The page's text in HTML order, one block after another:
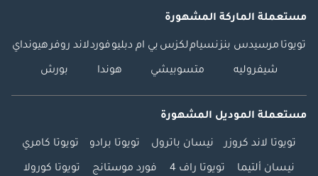
مستعملة الماركة المشهورة
تويوتا مرسيدس بنزنسياملكزس بي ام دبليوفوردلاند روفرهيونداي
شيفروليه متسوبيشي هوندا بورش
مستعملة الموديل المشهورة
تويوتا لاند كروزر نيسان باترول تويوتا برادو تويوتا كامري
نيسان ألتيما تويوتا راف 4 فورد موستانج تويوتا كورولا